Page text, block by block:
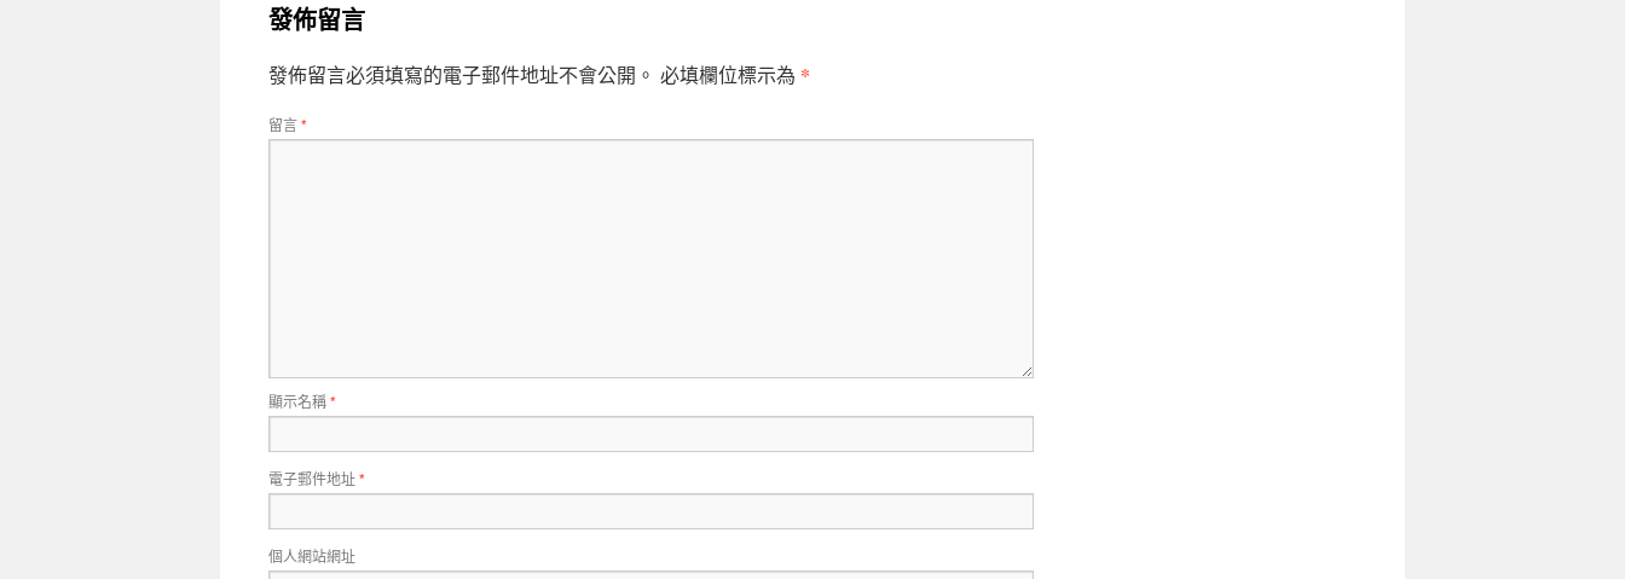
發佈留言
發佈留言必須填寫的電子郵件地址不會公開。 必填欄位標示為 *
留言*
顯示名稱*
電子郵件地址*
個人網站網址